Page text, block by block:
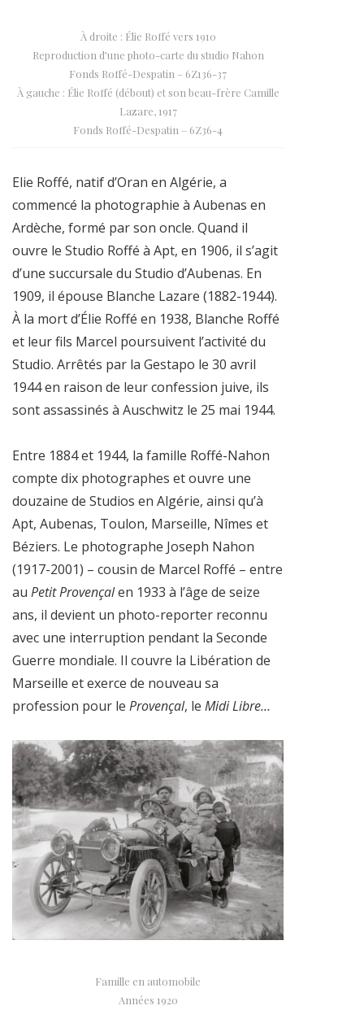
À droite : Élie Roffé vers 1910
Reproduction d’une photo-carte du studio Nahon
Fonds Roffé-Despatin – 6Z136-37
À gauche : Élie Roffé (débout) et son beau-frère Camille
Lazare, 1917
Fonds Roffé-Despatin – 6Z36-4
Elie Roffé, natif d’Oran en Algérie, a
commencé la photographie à Aubenas en
Ardèche, formé par son oncle. Quand il
ouvre le Studio Roffé à Apt, en 1906, il s’agit
d’une succursale du Studio d’Aubenas. En
1909, il épouse Blanche Lazare (1882-1944).
À la mort d’Élie Roffé en 1938, Blanche Roffé
et leur fils Marcel poursuivent l’activité du
Studio. Arrêtés par la Gestapo le 30 avril
1944 en raison de leur confession juive, ils
sont assassinés à Auschwitz le 25 mai 1944.
Entre 1884 et 1944, la famille Roffé-Nahon
compte dix photographes et ouvre une
douzaine de Studios en Algérie, ainsi qu’à
Apt, Aubenas, Toulon, Marseille, Nîmes et
Béziers. Le photographe Joseph Nahon
(1917-2001) – cousin de Marcel Roffé – entre
au Petit Provençalen 1933 à l’âge de seize
ans, il devient un photo-reporter reconnu
avec une interruption pendant la Seconde
Guerre mondiale. Il couvre la Libération de
Marseille et exerce de nouveau sa
profession pour le Provençal, le Midi Libre…
Famille en automobile
Années 1920